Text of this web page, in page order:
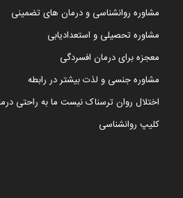
مشاوره روانشناسی و درمان های تضمینی
مشاوره تحصیلی و استعدادیابی
معجزه برای درمان افسردگی
مشاوره جنسی و لذت بیشتر در رابطه
اختلال روان ترسناک نیست ما به راحتی
کلیپ روانشناسی